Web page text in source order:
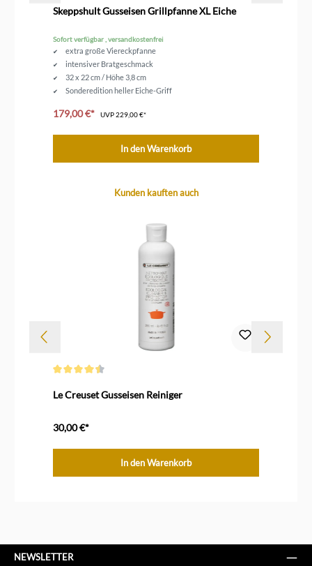
Skeppshult Gusseisen Grillpfanne XL Eiche
Sofort verfügbar , versandkostenfrei
extra große Viereckpfanne
intensiver Bratgeschmack
32 x 22 cm / Höhe 3,8 cm
Sonderedition heller Eiche-Griff
179,00 €* UVP229,00 €*
In den Warenkorb
Produktgalerie überspringenKunden kauften auch
Le Creuset Gusseisen Reiniger
30,00 €*
In den Warenkorb
NEWSLETTER